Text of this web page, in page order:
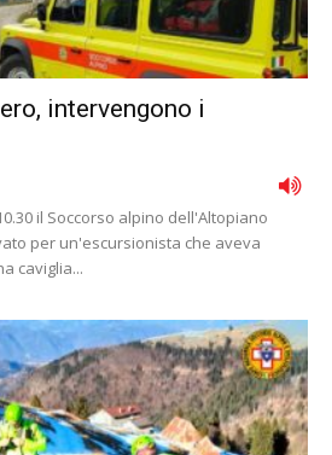
intervengono i
il Soccorso alpino dell'Altopiano
per un'escursionista che aveva
caviglia...